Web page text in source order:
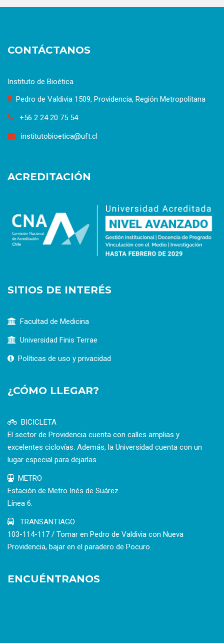
CONTÁCTANOS
Instituto de Bioética
Pedro de Valdivia 1509, Providencia, Región Metropolitana
+56 2 24 20 75 54
institutobioetica@uft.cl
ACREDITACIÓN
SITIOS DE INTERÉS
Facultad de Medicina
Universidad Finis Terrae
Políticas de uso y privacidad
¿CÓMO LLEGAR?
BICICLETA
El sector de Providencia cuenta con calles amplias y
excelentes ciclovías. Además, la Universidad cuenta con un
lugar especial para dejarlas.
METRO
Estación de Metro Inés de Suárez.
Línea 6.
TRANSANTIAGO
103-114-117 / Tomar en Pedro de Valdivia con Nueva
Providencia, bajar en el paradero de Pocuro.
ENCUÉNTRANOS